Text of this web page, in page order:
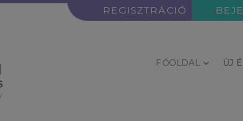
REGISZTRÁCIÓ
FŐOLDAL ÚJ